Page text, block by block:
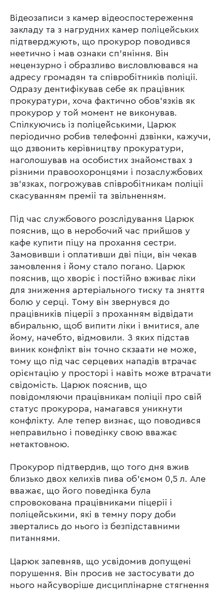
Відеозаписи з камер відеоспостереження
закладу та з нагрудних камер поліцейських
підтверджують, що прокурор поводився
неетично і мав ознаки сп’яніння. Він
нецензурно і образливо висловлювався на
адресу громадян та співробітників поліції.
Одразу дентифікував себе як працівник
прокуратури, хоча фактично обов’язків як
прокурор у той момент не виконував.
Спілкуючись із поліцейськими, Царюк
періодично робив телефонні дзвінки, кажучи,
що дзвонить керівництву прокуратури,
наголошував на особистих знайомствах з
різними правоохоронцями і позаслужбових
зв’язках, погрожував співробітникам поліції
скасуванням премії та звільненням.
Під час службового розслідування Царюк
пояснив, що в неробочий час прийшов у
кафе купити піцу на прохання сестри.
Замовивши і оплативши дві піци, він чекав
замовлення і йому стало погано. Царюк
пояснив, що хворіє і постійно вживає ліки
для зниження артеріального тиску та зняття
болю у серці. Тому він звернувся до
працівників піцерії з проханням відвідати
вбиральню, щоб випити ліки і вмитися, але
йому, начебто, відмовили. З яких підстав
виник конфлікт він точно скзаати не може,
тому що під час серцевих нападів втрачає
орієнтацію у просторі і навіть може втрачати
свідомість. Царюк пояснив, що
повідомляючи працівникам поліції про свій
статус прокурора, намагався уникнути
конфлікту. Але тепер визнає, що поводився
неправильно і поведінку свою вважає
нетактовною.
Прокурор підтвердив, що того дня вжив
близько двох келихів пива об’ємом 0,5 л. Але
вважає, що його поведінка була
спровокована працівниками піцерії і
поліцейськими, які в темну пору доби
звертались до нього із безпідставними
питаннями.
Царюк запевняв, що усвідомив допущені
порушення. Він просив не застосувати до
нього найсуворіше дисциплінарне стягнення